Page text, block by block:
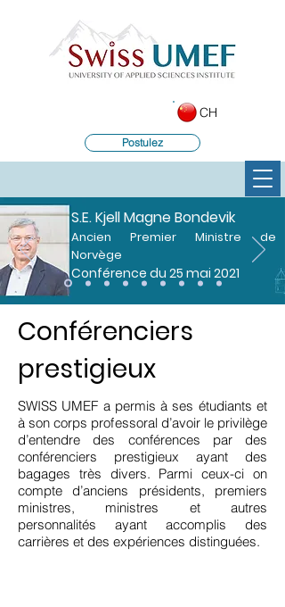
Postulez
CH
S.E. Kjell Magne Bondevik
Ancien Premier Ministre de
Norvège
Conférence du 25 mai 2021
Conférenciers
prestigieux
SWISS UMEF a permis à ses étudiants et
à son corps professoral d’avoir le privilège
d’entendre des conférences par des
conférenciers prestigieux ayant des
bagages très divers. Parmi ceux-ci on
compte d’anciens présidents, premiers
ministres, ministres et autres
personnalités ayant accomplis des
carrières et des expériences distinguées.